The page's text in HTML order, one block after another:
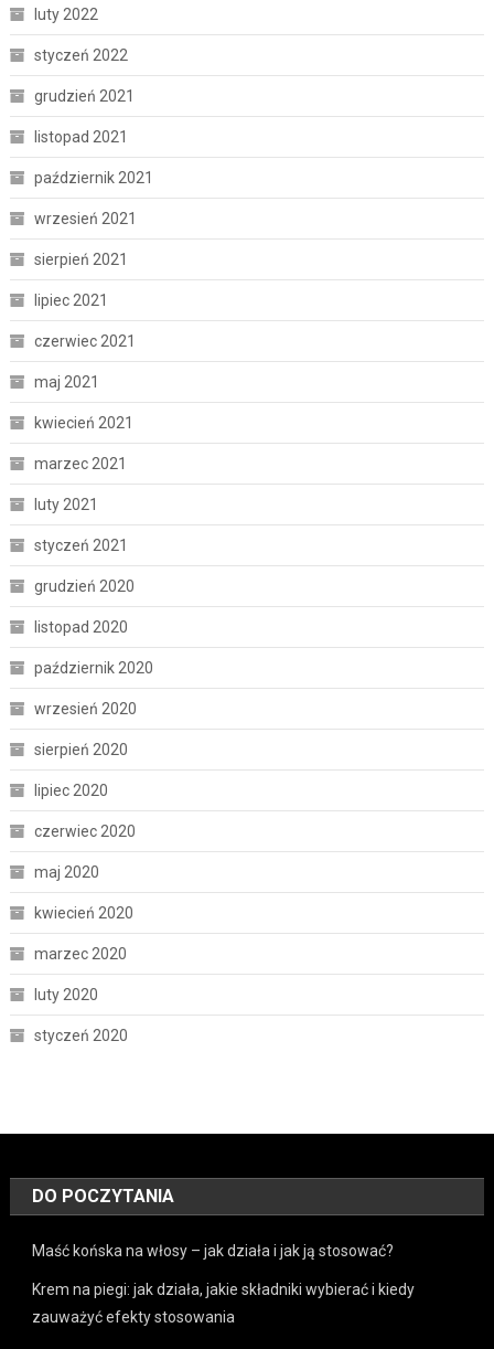
luty 2022
styczeń 2022
grudzień 2021
listopad 2021
październik 2021
wrzesień 2021
sierpień 2021
lipiec 2021
czerwiec 2021
maj 2021
kwiecień 2021
marzec 2021
luty 2021
styczeń 2021
grudzień 2020
listopad 2020
październik 2020
wrzesień 2020
sierpień 2020
lipiec 2020
czerwiec 2020
maj 2020
kwiecień 2020
marzec 2020
luty 2020
styczeń 2020
DO POCZYTANIA
Maść końska na włosy – jak działa i jak ją stosować?
Krem na piegi: jak działa, jakie składniki wybierać i kiedy
zauważyć efekty stosowania